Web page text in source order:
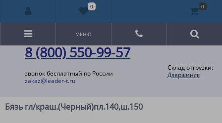
8 (800) 550-99-57
звонок бесплатный по России
zakaz@leader-t.ru
Склад отгрузки:
Дзержинск
МЕНЮ
Бязь гл/краш.(Черный)пл.140,ш.150
0 0